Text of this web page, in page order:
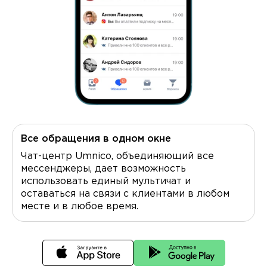
Все обращения в одном окне
Чат-центр Umnico, объединяющий все
мессенджеры, дает возможность
использовать единый мультичат и
оставаться на связи с клиентами в любом
месте и в любое время.